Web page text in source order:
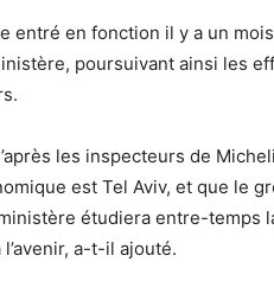
entré en fonction il y a un
poursuivant ainsi les
les inspecteurs de
est Tel Aviv, et que le
étudiera entre-temps
a-t-il ajouté.